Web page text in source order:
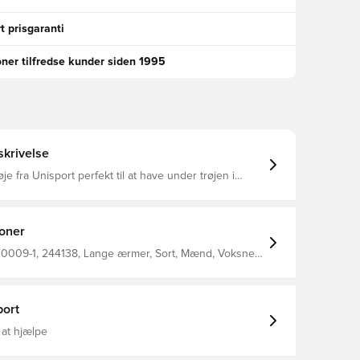
prisgaranti
tilfredse kunder siden 1995
fra Unisport perfekt til at have under trøjen i
og 8% elastan.
1, 244138, Lange ærmer, Sort, Mænd, Voksne,
at hjælpe